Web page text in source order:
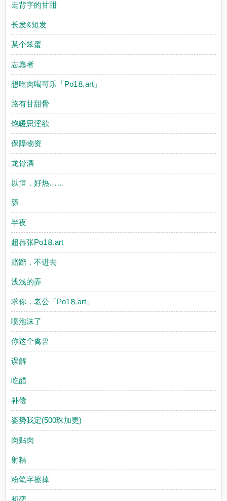
走背字的甘甜
长发&短发
某个笨蛋
志愿者
想吃肉喝可乐「Рo1⒏аrt」
路有甘甜骨
饱暖思淫欲
保障物资
龙骨酒
以恒，好热……
舔
半夜
超嚣张Рo1⒏аrt
蹭蹭，不进去
浅浅的弄
求你，老公「Рo1⒏аrt」
喷泡沫了
你这个禽兽
误解
吃醋
补偿
姿势我定(500珠加更)
肉贴肉
射精
粉笔字擦掉
初恋